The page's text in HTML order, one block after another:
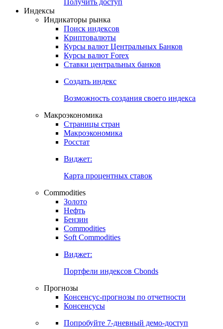
Попробуйте7-дневный
Откройте глобальную базу данных
Получить доступ
Индикаторы рынка
Поиск индексов
Курсы валют Центральных Банков
Ставки центральных банков
Создать индекс
Возможность создания своего индекса
Страницы стран
Росстат
Виджет:
Карта процентных ставок
Commodities
Золото
Бензин
Soft Commodities
Виджет:
Портфели индексов Cbonds
Прогнозы